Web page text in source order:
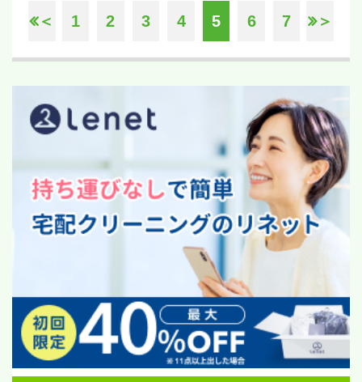
＜ 1 2 3 4 5 6 7 ＞